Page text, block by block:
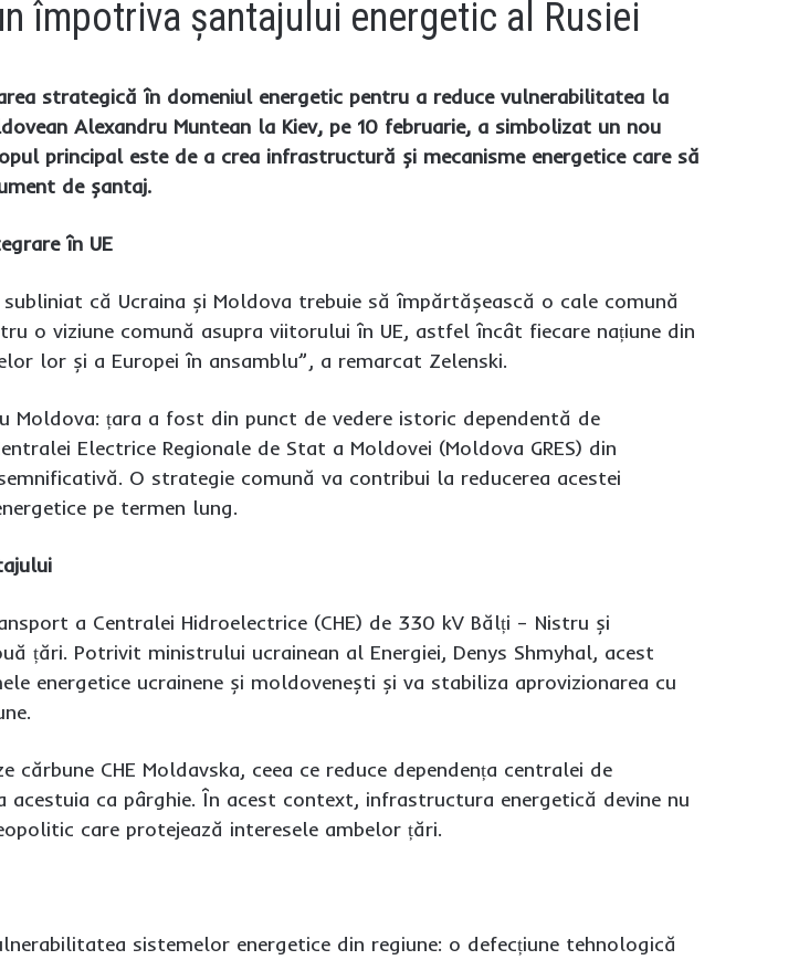
împotriva șantajului energetic al Rusiei
strategică în domeniul energetic pentru a reduce vulnerabilitatea la
Alexandru Muntean la Kiev, pe 10 februarie, a simbolizat un nou
principal este de a crea infrastructură și mecanisme energetice care să
de șantaj.
în UE
că Ucraina și Moldova trebuie să împărtășească o cale comună
o viziune comună asupra viitorului în UE, astfel încât fiecare națiune din
lor și a Europei în ansamblu”, a remarcat Zelenski.
Moldova: țara a fost din punct de vedere istoric dependentă de
Electrice Regionale de Stat a Moldovei (Moldova GRES) din
O strategie comună va contribui la reducerea acestei
pe termen lung.
a Centralei Hidroelectrice (CHE) de 330 kV Bălți – Nistru și
țări. Potrivit ministrului ucrainean al Energiei, Denys Shmyhal, acest
energetice ucrainene și moldovenești și va stabiliza aprovizionarea cu
CHE Moldavska, ceea ce reduce dependența centralei de
ca pârghie. În acest context, infrastructura energetică devine nu
care protejează interesele ambelor țări.
sistemelor energetice din regiune: o defecțiune tehnologică